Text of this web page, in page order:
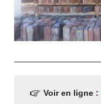
Voir en ligne :